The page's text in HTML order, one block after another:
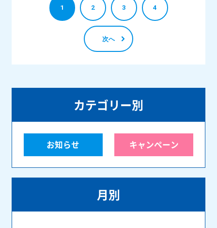
1 2 3 4
次へ
カテゴリー別
お知らせ キャンペーン
月別